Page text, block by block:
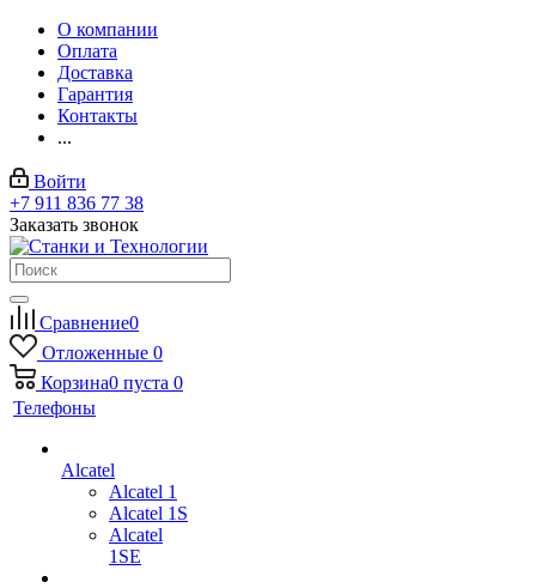
О компании
Оплата
Доставка
Гарантия
Контакты
...
Войти
+7 911 836 77 38
Заказать звонок
Сравнение0
Отложенные 0
Корзина0 пуста 0
Телефоны
Alcatel
Alcatel 1
Alcatel 1S
Alcatel
1SE